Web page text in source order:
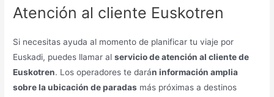
Atención al cliente Euskotren
Si necesitas ayuda al momento de planificar tu viaje por
Euskadi, puedes llamar alservicio de atención al cliente de
Euskotren. Los operadores te darán información amplia
sobre la ubicación de paradas más próximas a destinos